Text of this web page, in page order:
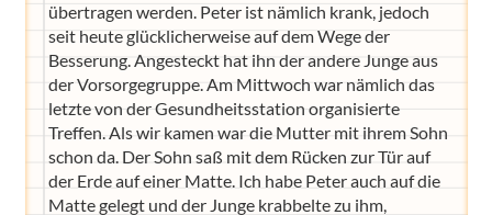
übertragen werden. Peter ist nämlich krank, jedoch
seit heute glücklicherweise auf dem Wege der
Besserung. Angesteckt hat ihn der andere Junge aus
der Vorsorgegruppe. Am Mittwoch war nämlich das
letzte von der Gesundheitsstation organisierte
Treffen. Als wir kamen war die Mutter mit ihrem Sohn
schon da. Der Sohn saß mit dem Rücken zur Tür auf
der Erde auf einer Matte. Ich habe Peter auch auf die
Matte gelegt und der Junge krabbelte zu ihm,